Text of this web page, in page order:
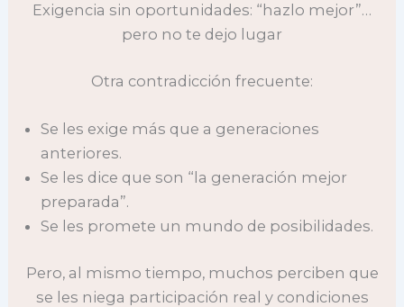
Exigencia sin oportunidades: “hazlo mejor”…
pero no te dejo lugar
Otra contradicción frecuente:
Se les exige más que a generaciones
anteriores.
Se les dice que son “la generación mejor
preparada”.
Se les promete un mundo de posibilidades.
Pero, al mismo tiempo, muchos perciben que
se les niega participación real y condiciones